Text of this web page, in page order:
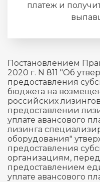
платеж и
Постановлением
2020 г. N 811 "Об
предоставления
бюджета на
российских
предоставлении
уплате авансового
лизинга
оборудования"
предоставления
организациям,
предоставлением
уплате авансового